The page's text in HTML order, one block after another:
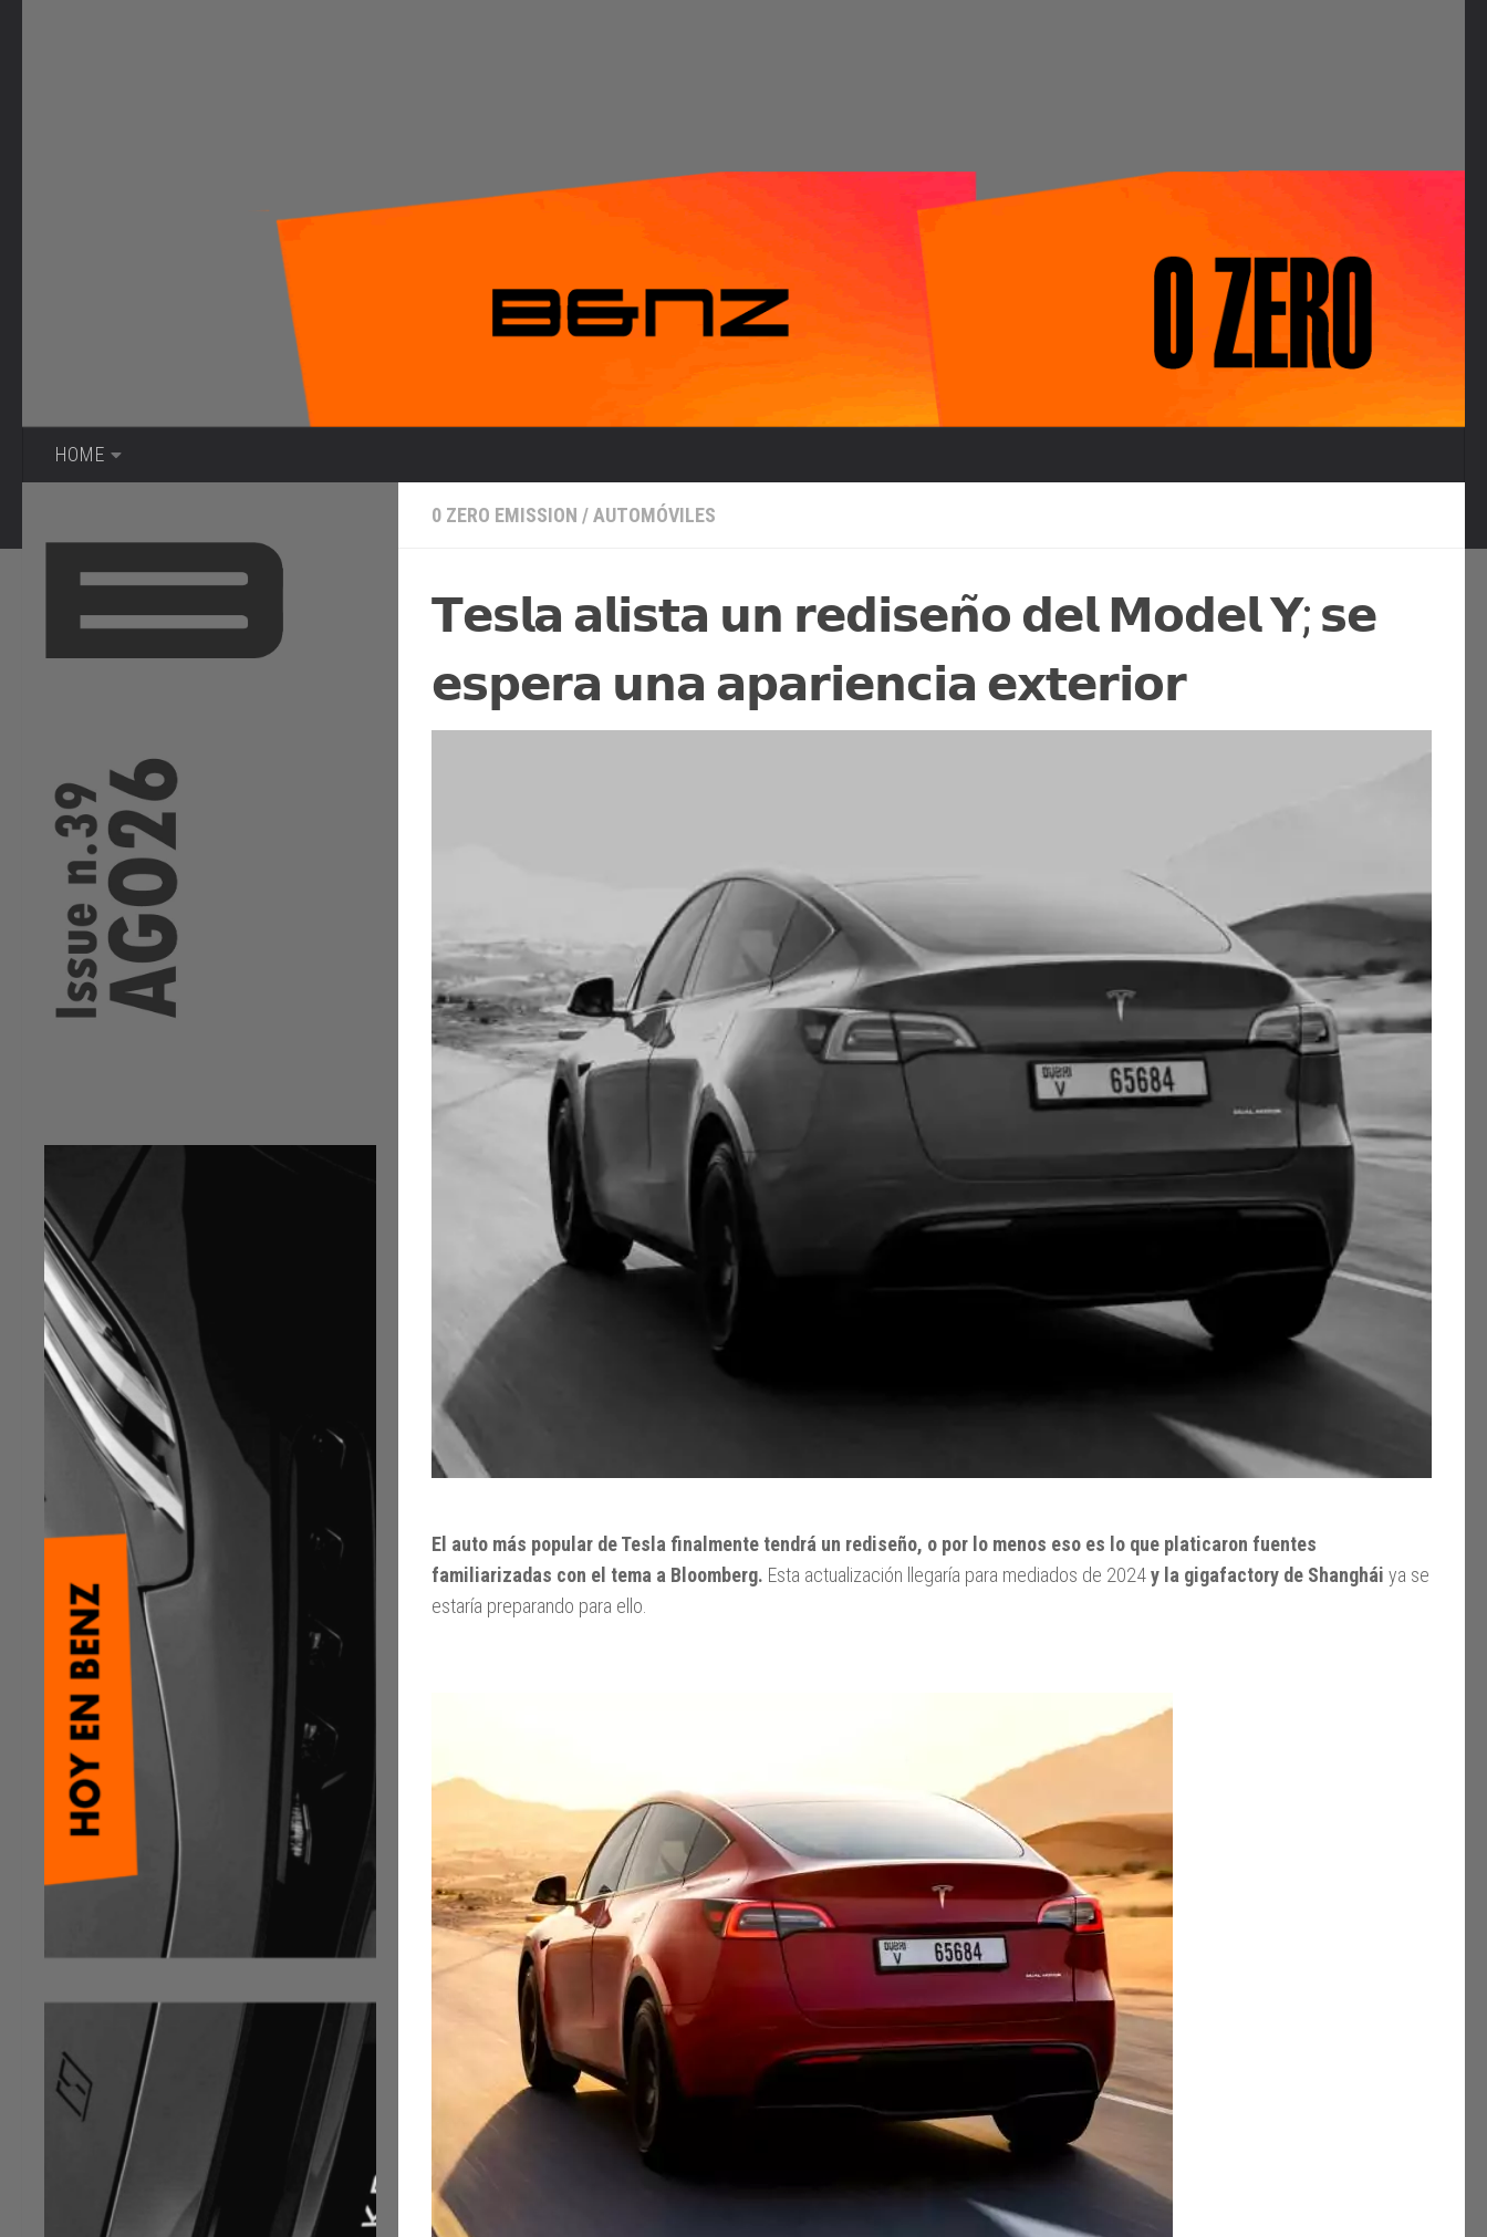
HOME
0 ZERO EMISSION /AUTOMÓVILES
𝗧𝗲𝘀𝗹𝗮 𝗮𝗹𝗶𝘀𝘁𝗮 𝘂𝗻 𝗿𝗲𝗱𝗶𝘀𝗲𝗻̃𝗼 𝗱𝗲𝗹 𝗠𝗼𝗱𝗲𝗹 𝗬; 𝘀𝗲
𝗲𝘀𝗽𝗲𝗿𝗮 𝘂𝗻𝗮 𝗮𝗽𝗮𝗿𝗶𝗲𝗻𝗰𝗶𝗮 𝗲𝘅𝘁𝗲𝗿𝗶𝗼𝗿
El auto más popular de Tesla finalmente tendrá un rediseño, o por lo menos eso es lo que platicaron fuentes
familiarizadas con el tema a Bloomberg. Esta actualización llegaría para mediados de 2024y la gigafactory de Shanghái ya se
estaría preparando para ello.